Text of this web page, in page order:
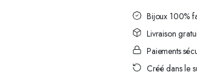
Bijoux 100%
Livraison
Paiements
Créé dans le